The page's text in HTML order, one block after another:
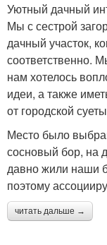
Уютный дачный
Мы с сестрой
дачный участок,
соответственно.
нам хотелось
идеи, а также
от городской
Место было
сосновый бор, на
давно жили наши
поэтому
читать дальше →